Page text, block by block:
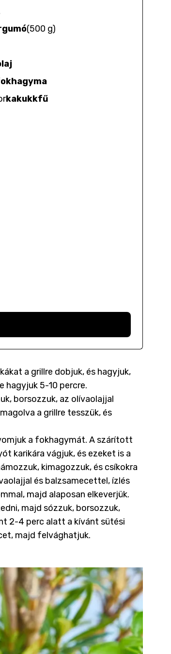
(500 g)
kakukkfű
a grillre dobjuk, és hagyjuk,
hagyjuk 5-10 percre.
borsozzuk, az olívaolajjal
a grillre tesszük, és
a fokhagymát. A szárított
karikára vágjuk, és ezeket is a
kimagozzuk, és csíkokra
és balzsamecettel, ízlés
majd alaposan elkeverjük.
majd sózzuk, borsozzuk,
2-4 perc alatt a kívánt sütési
majd felvághatjuk.